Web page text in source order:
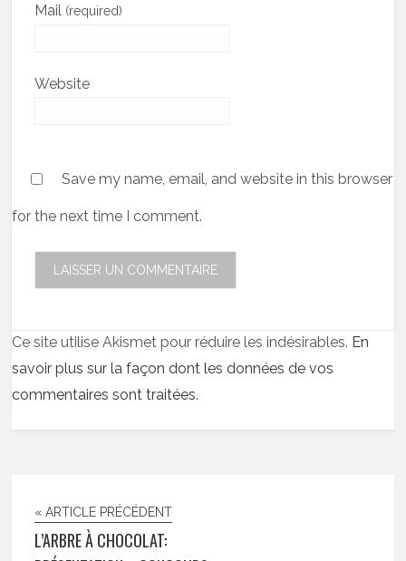
Mail (required)
Website
Save my name, email, and website in this browser
for the next time I comment.
Ce site utilise Akismet pour réduire les indésirables. En
savoir plus sur la façon dont les données de vos
commentaires sont traitées.
« ARTICLE PRÉCÉDENT
L’ARBRE À CHOCOLAT: